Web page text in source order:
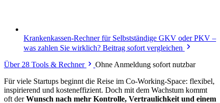
Krankenkassen-Rechner für Selbstständige GKV oder PKV –
was zahlen Sie wirklich? Beitrag sofort vergleichen
Über 28 Tools & Rechner
Ohne Anmeldung sofort nutzbar
Für viele Startups beginnt die Reise im Co-Working-Space: flexibel,
inspirierend und kosteneffizient. Doch mit dem Wachstum kommt
oft derWunsch nach mehr Kontrolle, Vertraulichkeit und einem